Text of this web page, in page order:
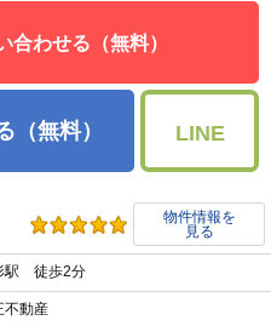
合わせる（無料）
（無料） LINE
物件情報を
見る
駅 徒歩2分
動産